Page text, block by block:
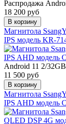
Распродажа
18 200 руб
В корзину
Магнитола
IPS модель KR-
Android 11 2/
11 500 руб
В корзину
Магнитола
IPS AHD модель